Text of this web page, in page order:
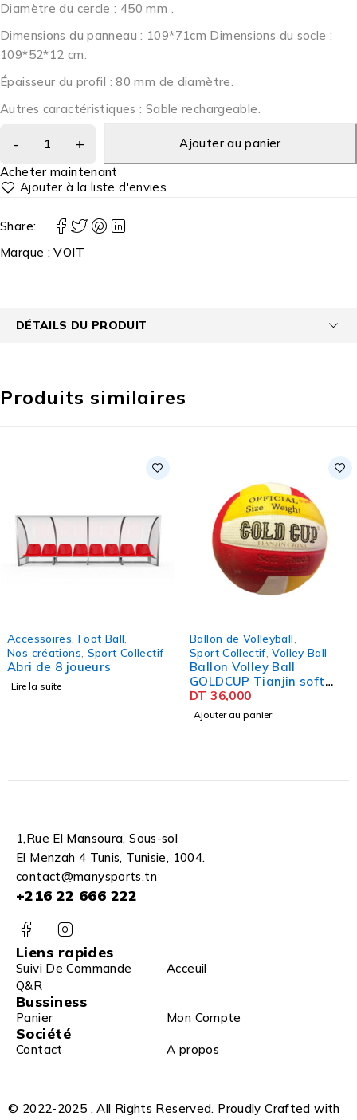
Diamètre du cercle : 450 mm .
Dimensions du panneau : 109*71cm Dimensions du socle :
109*52*12 cm.
Épaisseur du profil : 80 mm de diamètre.
Autres caractéristiques : Sable rechargeable.
Ajouter au panier
Acheter maintenant
Share:
Marque :VOIT
DÉTAILS DU PRODUIT
Produits similaires
Accessoires Foot Ball
Nos créations Sport Collectif
Abri de 8 joueurs
Lire la suite
Ballon de Volleyball
Sport Collectif,Volley Ball
Ballon Volley Ball
GOLDCUP Tianjin soft
touch
DT 36,000
Ajouter au panier
1,Rue El Mansoura, Sous-sol
El Menzah 4 Tunis, Tunisie, 1004.
contact@manysports.tn
+216 22 666 222
Liens rapides
Suivi De Commande
Acceuil
Q&R
Bussiness
Panier Mon Compte
Société
Contact A propos
© 2022-2025 . All Rights Reserved. Proudly Crafted with